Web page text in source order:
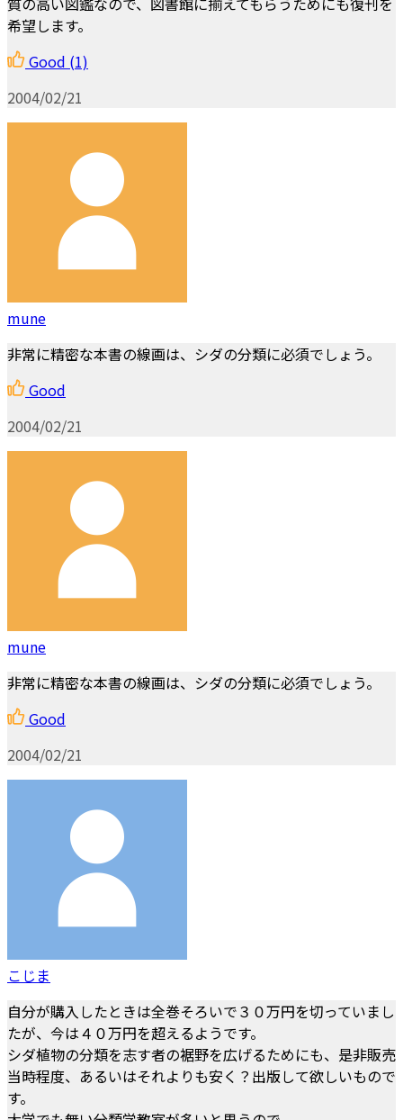
希望します。
Good (1)
2004/02/21
mune
非常に精密な本書の線画は、シダの分類に必須でしょう。
Good
2004/02/21
mune
非常に精密な本書の線画は、シダの分類に必須でしょう。
Good
2004/02/21
こじま
自分が購入したときは全巻そろいで３０万円を切っていまし
たが、今は４０万円を超えるようです。
シダ植物の分類を志す者の裾野を広げるためにも、是非販売
当時程度、あるいはそれよりも安く？出版して欲しいもので
す。